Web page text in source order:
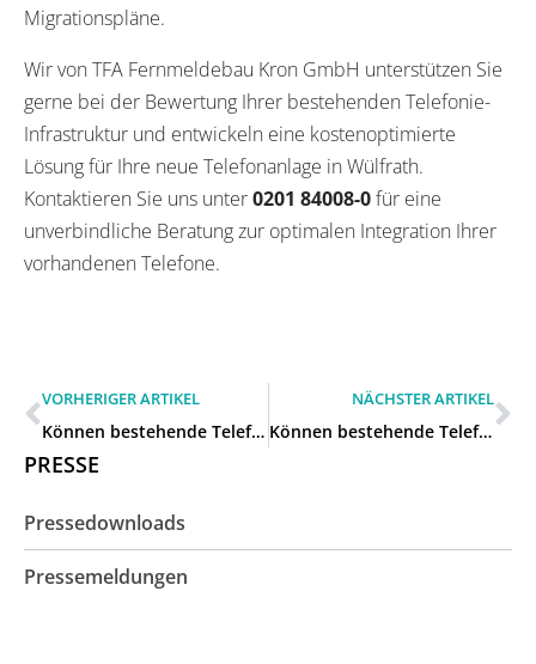
Migrationspläne.
Wir von TFA Fernmeldebau Kron GmbH unterstützen Sie
gerne bei der Bewertung Ihrer bestehenden Telefonie-
Infrastruktur und entwickeln eine kostenoptimierte
Lösung für Ihre neue Telefonanlage in Wülfrath.
Kontaktieren Sie uns unter0201 84008-0für eine
unverbindliche Beratung zur optimalen Integration Ihrer
vorhandenen Telefone.
VORHERIGER ARTIKEL
Können bestehende Telefone bei einer neuen Anlage weiter genutzt werden in Mettmann?
NÄCHSTER ARTIKEL
Können bestehende Telefone bei einer neuen Anlage weiter genutzt werden in Erkrath?
PRESSE
Pressedownloads
Pressemeldungen